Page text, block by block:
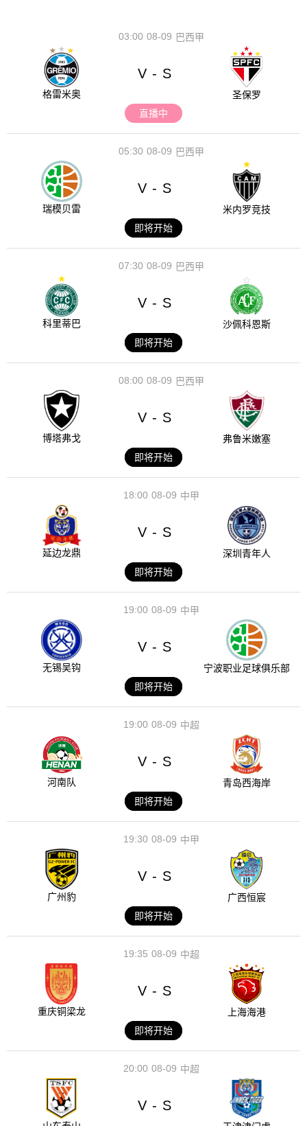
08-09
03:00 巴西甲
格雷米奥
V - S
圣保罗
直播中
08-09
05:30 巴西甲
瑞模贝雷
V - S
米内罗竞技
即将开始
08-09
07:30 巴西甲
科里蒂巴
V - S
沙佩科恩斯
即将开始
08-09
08:00 巴西甲
博塔弗戈
V - S
弗鲁米嫩塞
即将开始
08-09
18:00 中甲
延边龙鼎
V - S
深圳青年人
即将开始
08-09
19:00 中甲
无锡吴钩
V - S
宁波职业足球俱乐部
即将开始
08-09
19:00 中超
河南队
V - S
青岛西海岸
即将开始
08-09
19:30 中甲
广州豹
V - S
广西恒宸
即将开始
08-09
19:35 中超
重庆铜梁龙
V - S
上海海港
即将开始
08-09
20:00 中超
V - S